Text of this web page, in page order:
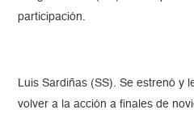
participación.
Luis Sardiñas (SS). Se estrenó y
volver a la acción a finales de